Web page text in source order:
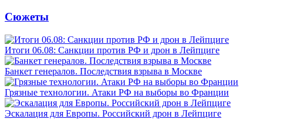
Сюжеты
Итоги 06.08: Санкции против РФ и дрон в Лейпциге
Банкет генералов. Последствия взрыва в Москве
Грязные технологии. Атаки РФ на выборы во Франции
Эскалация для Европы. Российский дрон в Лейпциге